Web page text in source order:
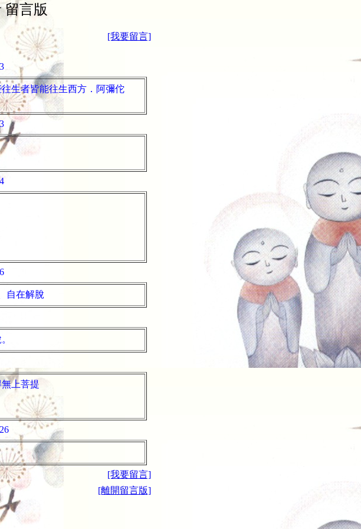
留言版
[我要留言]
生者皆能往生西方．阿彌佗
自在解脫
上菩提
[我要留言]
[離開留言版]